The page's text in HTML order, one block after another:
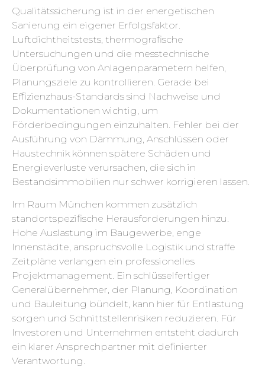
Qualitätssicherung ist in der energetischen
Sanierung ein eigener Erfolgsfaktor.
Luftdichtheitstests, thermografische
Untersuchungen und die messtechnische
Überprüfung von Anlagenparametern helfen,
Planungsziele zu kontrollieren. Gerade bei
Effizienzhaus-Standards sind Nachweise und
Dokumentationen wichtig, um
Förderbedingungen einzuhalten. Fehler bei der
Ausführung von Dämmung, Anschlüssen oder
Haustechnik können spätere Schäden und
Energieverluste verursachen, die sich in
Bestandsimmobilien nur schwer korrigieren lassen.
Im Raum München kommen zusätzlich
standortspezifische Herausforderungen hinzu.
Hohe Auslastung im Baugewerbe, enge
Innenstädte, anspruchsvolle Logistik und straffe
Zeitpläne verlangen ein professionelles
Projektmanagement. Ein schlüsselfertiger
Generalübernehmer, der Planung, Koordination
und Bauleitung bündelt, kann hier für Entlastung
sorgen und Schnittstellenrisiken reduzieren. Für
Investoren und Unternehmen entsteht dadurch
ein klarer Ansprechpartner mit definierter
Verantwortung.